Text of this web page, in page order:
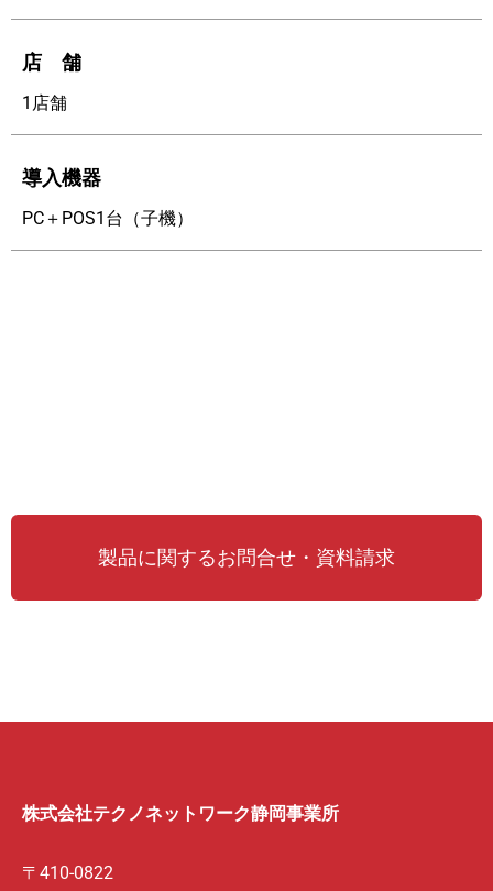
店 舗
1店舗
導入機器
PC＋POS1台（子機）
製品に関するお問合せ・資料請求
株式会社テクノネットワーク静岡事業所
〒410-0822